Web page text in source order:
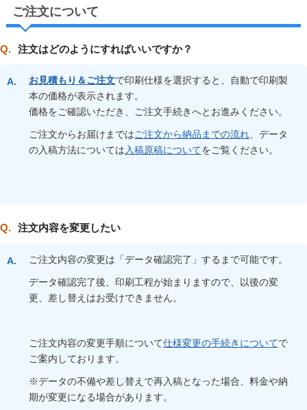
ご注文について
注文はどのようにすればいいですか？
お見積もり＆ご注文で印刷仕様を選択すると、自動で印刷製
本の価格が表示されます。
価格をご確認いただき、ご注文手続きへとお進みください。
ご注文からお届けまではご注文から納品までの流れ、データ
の入稿方法については入稿原稿についてをご覧ください。
注文内容を変更したい
ご注文内容の変更は「データ確認完了」するまで可能です。
データ確認完了後、印刷工程が始まりますので、以後の変
更、差し替えはお受けできません。
ご注文内容の変更手順について仕様変更の手続きについてで
ご案内しております。
※データの不備や差し替えで再入稿となった場合、料金や納
期が変更になる場合があります。